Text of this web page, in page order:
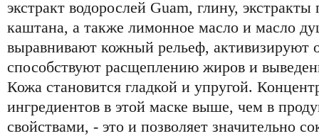
экстракт водорослей Guam, глину,
каштана, а также лимонное масло и масло
выравнивают кожный рельеф, активизируют
способствуют расщеплению жиров и
Кожа становится гладкой и упругой.
ингредиентов в этой маске выше, чем в
свойствами, - это и позволяет значительно